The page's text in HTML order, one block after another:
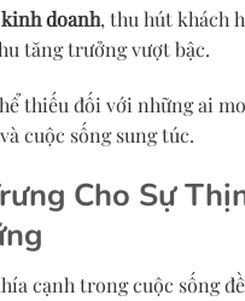
doanh, thu hút khách
tăng trưởng vượt bậc.
thiếu đối với những ai
cuộc sống sung túc.
Cho Sự
cạnh trong cuộc sống